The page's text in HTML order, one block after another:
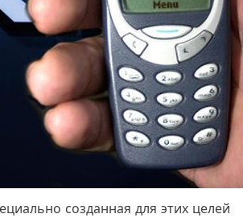
созданная для этих целей